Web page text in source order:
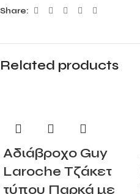
Share:
Related products
Αδιάβροχο Guy
Laroche Τζάκετ
τύπου Παρκά με